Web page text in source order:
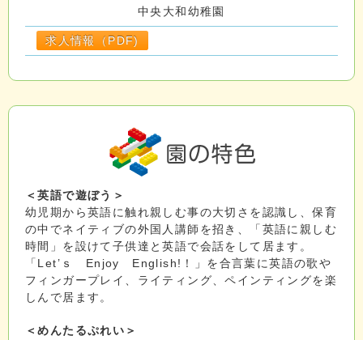
中央大和幼稚園
求人情報（PDF)
＜英語で遊ぼう＞
幼児期から英語に触れ親しむ事の大切さを認識し、保育
の中でネイティブの外国人講師を招き、「英語に親しむ
時間」を設けて子供達と英語で会話をして居ます。
「Let’ｓ Enjoy English!！」を合言葉に英語の歌や
フィンガープレイ、ライティング、ペインティングを楽
しんで居ます。
＜めんたるぷれい＞